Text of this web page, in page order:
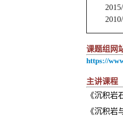
课题组网
https://
主讲课程
《沉积岩
《沉积岩